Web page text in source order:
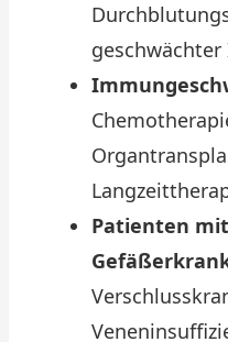
Patienten mit